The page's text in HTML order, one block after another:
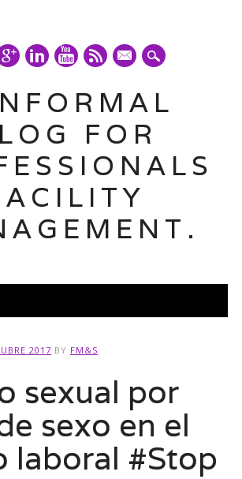
mail
FOR
2017 BY FM&S
sexual por
sexo en el
laboral #Stop